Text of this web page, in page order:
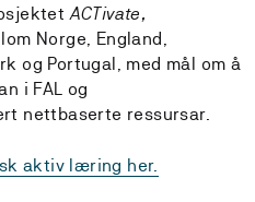
ACTivate,
Norge, England,
og Portugal, med mål om å
i FAL og
nettbaserte ressursar.
aktiv læring her.